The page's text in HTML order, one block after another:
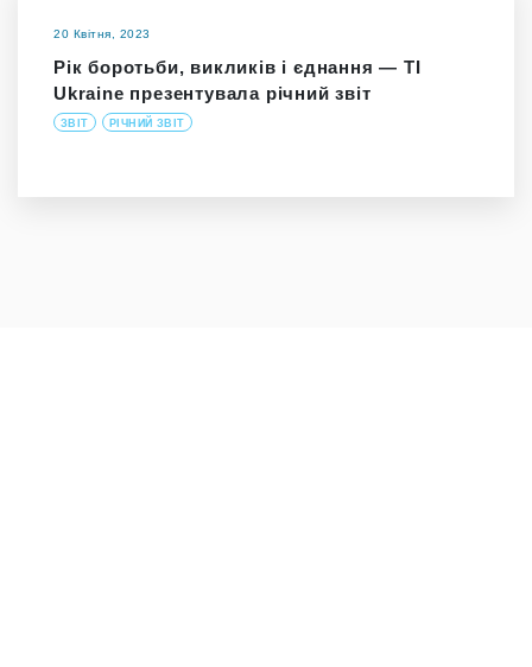
20 Квітня, 2023
Рік боротьби, викликів і єднання — TI
Ukraine презентувала річний звіт
ЗВІТ РІЧНИЙ ЗВІТ